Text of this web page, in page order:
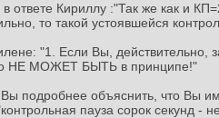
ответе Кириллу :"Так же как и
то такой устоявшейся
"1. Если Вы, действительно,
НЕ МОЖЕТ БЫТЬ в принципе!"
подробнее объяснить, что Вы
пауза сорок секунд -